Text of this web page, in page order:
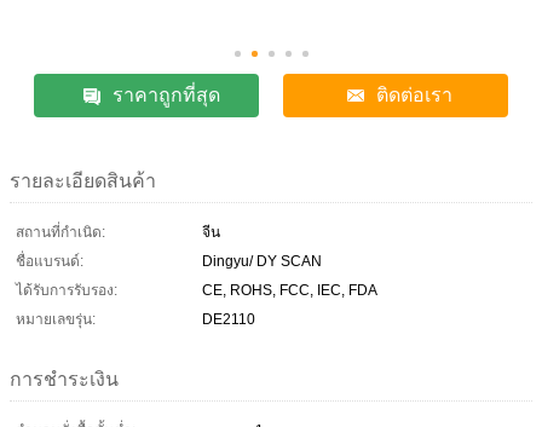
ราคาถูกที่สุด ติดต่อเรา
รายละเอียดสินค้า
สถานที่กำเนิด:
จีน
ชื่อแบรนด์:
Dingyu/ DY SCAN
ได้รับการรับรอง:
CE, ROHS, FCC, IEC, FDA
หมายเลขรุ่น:
DE2110
การชำระเงิน